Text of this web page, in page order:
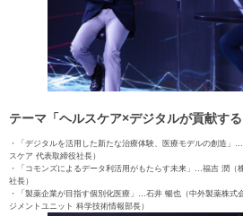
テーマ「ヘルスケア×デジタルが貢献する
・「デジタルを活用した新たな治療体験、医療モデルの創造
スケア 代表取締役社長）
・「コモンズによるデータ利活用がもたらす未来」…福吉 潤（
社長）
・「製薬企業が目指す個別化医療」…石井 暢也（中外製薬株式
ジメントユニット 科学技術情報部長）